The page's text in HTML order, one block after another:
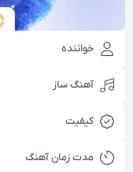
خواننده
آهنگ ساز
کیفیت
مدت زمان آهنگ